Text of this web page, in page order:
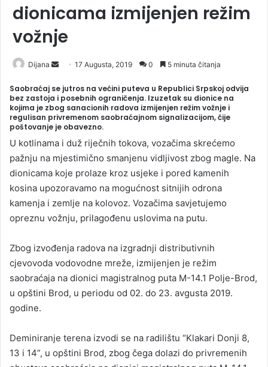
dionicama izmijenjen režim
vožnje
Dijana
n
d
a
m
a
i
l
17 Augusta, 2019 0 5 minuta čitanja
Saobraćaj se jutros na većini puteva u Republici Srpskoj odvija
bez zastoja i posebnih ograničenja. Izuzetak su dionice na
kojima je zbog sanacionih radova izmijenjen režim vožnje i
regulisan privremenom saobraćajnom signalizacijom, čije
poštovanje je obavezno.
U kotlinama i duž riječnih tokova, vozačima skrećemo
pažnju na mjestimično smanjenu vidljivost zbog magle. Na
dionicama koje prolaze kroz usjeke i pored kamenih
kosina upozoravamo na mogućnost sitnijih odrona
kamenja i zemlje na kolovoz. Vozačima savjetujemo
opreznu vožnju, prilagođenu uslovima na putu.
Zbog izvođenja radova na izgradnji distributivnih
cjevovoda vodovodne mreže, izmijenjen je režim
saobraćaja na dionici magistralnog puta M-14.1 Polje-Brod,
u opštini Brod, u periodu od 02. do 23. avgusta 2019.
godine.
Deminiranje terena izvodi se na radilištu “Klakari Donji 8,
13 i 14”, u opštini Brod, zbog čega dolazi do privremenih